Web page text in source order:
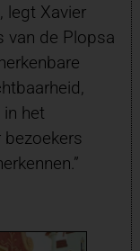
legt Xavier
van de Plopsa
het